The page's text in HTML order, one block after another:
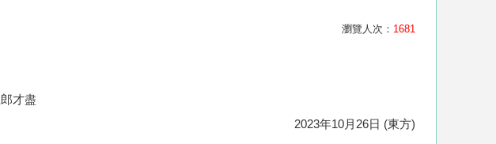
瀏覽人次： 1681
才盡
2023年10月26日 (東方)